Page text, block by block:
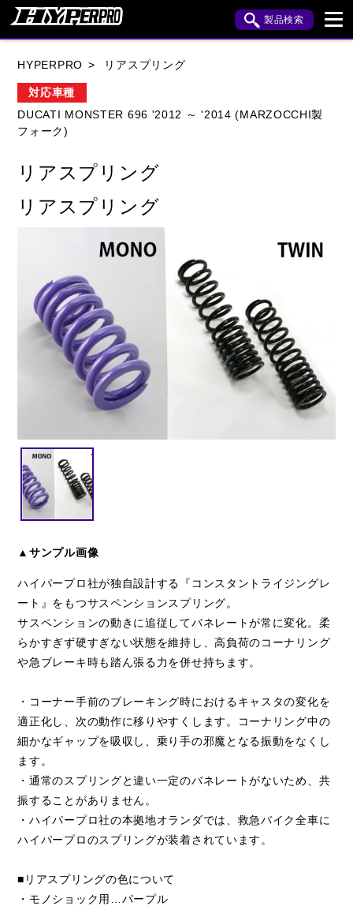
製品検索
HONDA
KAWASAKI APRILIA
BUELL CAGIVA
HARLEY DAVIDSON
INDIAN MOTO GUZZI
MV AGUSTA ROYAL ENFIELD
TRIUMPH
HYPERPRO リアスプリング
対応車種
DUCATI MONSTER 696 '2012 ～ '2014 (MARZOCCHI製
フォーク)
リアスプリング
リアスプリング
▲サンプル画像
ハイパープロ社が独自設計する『コンスタントライジングレ
ート』をもつサスペンションスプリング。
サスペンションの動きに追従してバネレートが常に変化。柔
らかすぎず硬すぎない状態を維持し、高負荷のコーナリング
や急ブレーキ時も踏ん張る力を併せ持ちます。
・コーナー手前のブレーキング時におけるキャスタの変化を
適正化し、次の動作に移りやすくします。コーナリング中の
細かなギャップを吸収し、乗り手の邪魔となる振動をなくし
ます。
・通常のスプリングと違い一定のバネレートがないため、共
振することがありません。
・ハイパープロ社の本拠地オランダでは、救急バイク全車に
ハイパープロのスプリングが装着されています。
■リアスプリングの色について
・モノショック用…パープル